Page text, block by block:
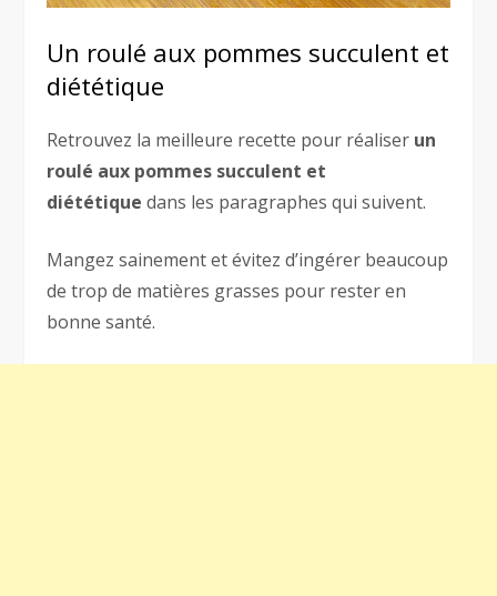
Un roulé aux pommes succulent et
diététique
Retrouvez la meilleure recette pour réaliser un
roulé aux pommes succulent et
diététique dans les paragraphes qui suivent.
Mangez sainement et évitez d’ingérer beaucoup
de trop de matières grasses pour rester en
bonne santé.